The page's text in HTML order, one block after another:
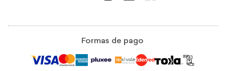
Formas de pago